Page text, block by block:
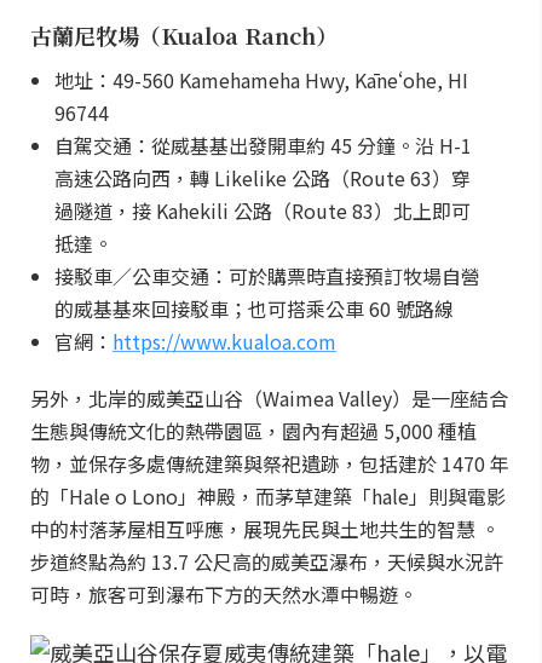
古蘭尼牧場（Kualoa Ranch）
地址：49-560 Kamehameha Hwy, Kāneʻohe, HI
96744
自駕交通：從威基基出發開車約 45 分鐘。沿 H-1
高速公路向西，轉 Likelike 公路（Route 63）穿
過隧道，接 Kahekili 公路（Route 83）北上即可
抵達。
接駁車／公車交通：可於購票時直接預訂牧場自營
的威基基來回接駁車；也可搭乘公車 60 號路線
官網： https://www.kualoa.com
另外，北岸的威美亞山谷（Waimea Valley）是一座結合
生態與傳統文化的熱帶園區，園內有超過 5,000 種植
物，並保存多處傳統建築與祭祀遺跡，包括建於 1470 年
的「Hale o Lono」神殿，而茅草建築「hale」則與電影
中的村落茅屋相互呼應，展現先民與土地共生的智慧 。
步道終點為約 13.7 公尺高的威美亞瀑布，天候與水況許
可時，旅客可到瀑布下方的天然水潭中暢遊。